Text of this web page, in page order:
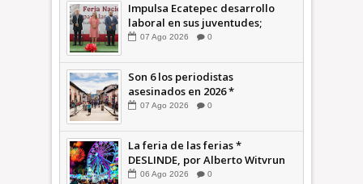
Impulsa Ecatepec desarrollo
laboral en sus juventudes;
inauguran Feria de Empleo y
INFORMATIVA
07 Ago 2026 0
Son 6 los periodistas
asesinados en 2026 *
COMENTARIO A TIEMPO
07 Ago 2026 0
La feria de las ferias *
DESLINDE, por Alberto Witvrun
06 Ago 2026 0